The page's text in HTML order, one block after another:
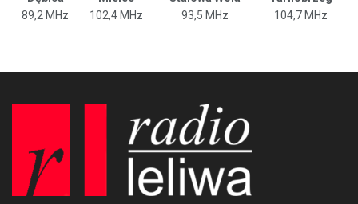
89,2 MHz
102,4 MHz 93,5 MHz 104,7 MHz